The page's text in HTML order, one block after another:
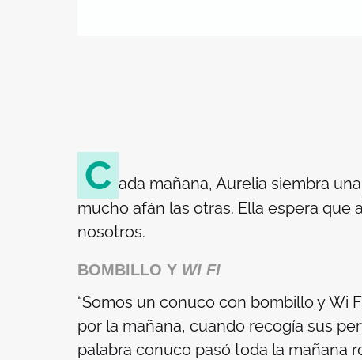
C ada mañana, Aurelia siembra
mucho afán las otras. Ella espera
nosotros.
BOMBILLO Y WI FI
“Somos un conuco con bombillo yWi
por la mañana, cuando recogía sus
palabra conuco pasó toda la mañana